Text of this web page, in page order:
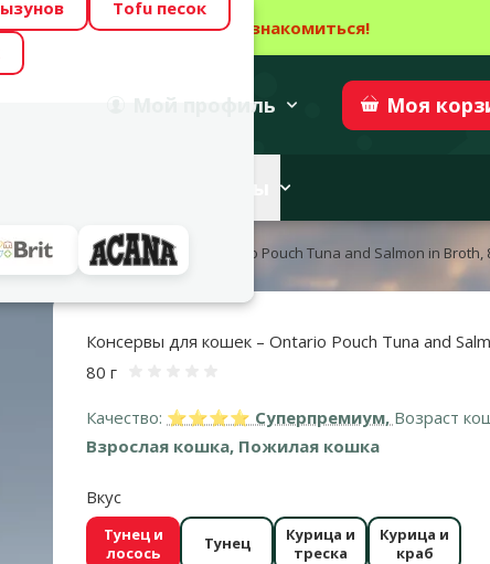
на ТОП-овые корма! 🍖 → Ознакомиться!
станет звездой 2027 Участвовать
профиль Моя
Tofu песок
Консервы для кошек Ontario Pouch Tuna and Salmon in Broth,
Консервы для кошек – Ontario Pouch Tuna and
80 г
Качество: ⭐⭐⭐⭐ Суперпремиум, Возраст
Взрослая кошка, Пожилая кошка
Вкус
Тунец и
лосось
Тунец
Курица и
треска
Курица и
краб